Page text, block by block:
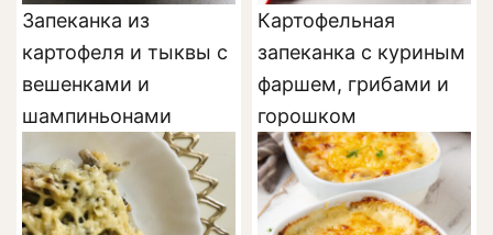
Запеканка из
картофеля и тыквы с
вешенками и
шампиньонами
Картофельная
запеканка с куриным
фаршем, грибами и
горошком